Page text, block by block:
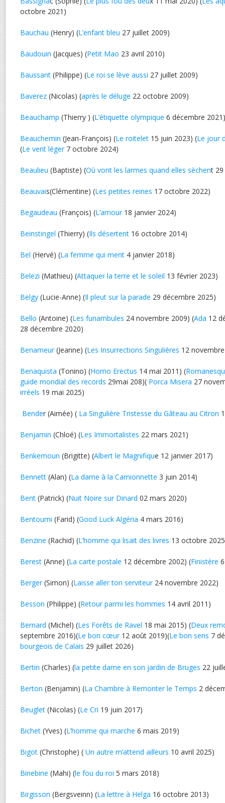
octobre 2021)
Bauchau (Henry) (L’enfant bleu 27 juillet 2009)
Baudouin (Jacques) (Petit Mao 23 avril 2010)
Baussant (Philippe) (Le roi se lève aussi 27 juillet 2009)
Baverez (Nicolas) (après le déluge 22 octobre 2009)
Beauchamp (Thierry ) (L’étiquette olympique 6 décembre 2021)
Beauchemin (Jean-François) (Le roitelet 15 juin 2023) (Le jour
(Le vent léger7 octobre 2024)
Beaulieu (Baptiste) (Où vont les larmes quand elles sèchent 29
Beauvais(Clémentine) (Les petites reines 17 octobre 2022)
Begaudeau (François) (L’amour18 janvier 2024)
Beinstingel (Thierry) (Ils désertent 16 octobre 2014)
Bel (Hervé) (La femme qui ment 4 janvier 2018)
Belezi (Mathieu) (Attaquer la terre et le soleil 13 février 2023)
Belgy (Lucie-Anne) (Il pleut sur la parade 29 décembre 2025)
Bello (Antoine) (Les funambules 24 novembre 2009) (Ada 12
28 décembre 2020)
Benameur(Jeanne) (Les Insurrections Singulières 12
Benaquista (Tonino) (Homo Erectus 14 mai 2011) (
guide mondial des records 29mai 208)( Porca Misera 27
irréels 19 mai 2025)
Bender (Aimée) ( La Singulière Tristesse du Gâteau au Citron
Benjamin (Chloé) (Les Immortalistes 22 mars 2021)
Benkemoun (Brigitte) (Albert le Magnifique 12 janvier 2017)
Bennett (Alan) (La dame à la Camionnette 3 juin 2014)
Bent (Patrick) (Nuit Noire sur Dinard 02 mars 2020)
Bentoumi (Farid) (Good Luck Algéria 4 mars 2016)
Benzine (Rachid) (L’homme qui lisait des livres 13 octobre
Berest (Anne) (La carte postale 12 décembre 2002) (Finistère
Berger(Simon) (Laisse aller ton serviteur24 novembre 2022)
Besson (Philippe) (Retour parmi les hommes 14 avril 2011)
Bernard (Michel) (Les Forêts de Ravel 18 mai 2015) (Deux
septembre 2016)(Le bon cœur12 août 2019)(Le bon sens 7
bourgeois de Calais 29 juillet 2026)
Bertin (Charles) (la petite dame en son jardin de Bruges 22
Berton (Benjamin) (La Chambre à Remonter le Temps 2
Beuglet (Nicolas) (Le Cri 19 juin 2017)
Bichet (Yves) (L’homme qui marche 6 mais 2019)
Bigot (Christophe) ( Un autre m’attend ailleurs 10 avril 2025)
Binebine (Mahi) (le fou du roi 5 mars 2018)
Birgisson (Bergsveinn) (La lettre à Helga 16 octobre 2013)